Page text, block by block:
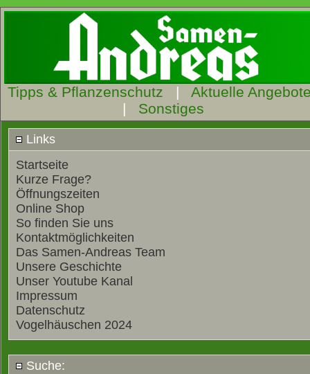
Tipps & Pflanzenschutz | Aktuelle
| Sonstiges
Links
Startseite
Kurze Frage?
Öffnungszeiten
Online Shop
So finden Sie uns
Kontaktmöglichkeiten
Das Samen-Andreas Team
Unsere Geschichte
Unser Youtube Kanal
Impressum
Datenschutz
Vogelhäuschen 2024
Suche: